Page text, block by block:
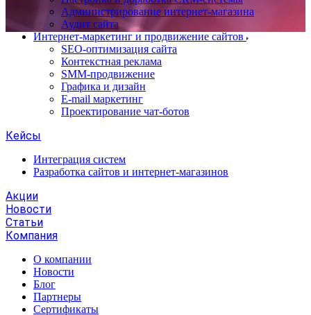
Администрирование интернет-магазина
Аудит сайта
Интернет-маркетинг и продвижение сайтов
SEO-оптимизация сайта
Контекстная реклама
SMM-продвижение
Графика и дизайн
E-mail маркетинг
Проектирование чат-ботов
Кейсы
Интеграция систем
Разработка сайтов и интернет-магазинов
Акции
Новости
Статьи
Компания
О компании
Новости
Блог
Партнеры
Сертификаты